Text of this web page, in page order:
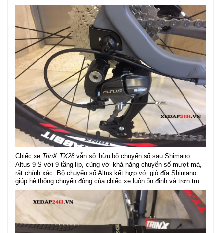
Chiếc xe TrinX TX28vẫn sở hữu bộ chuyển số sau Shimano
Altus 9 S với 9 tầng líp, cùng với khả năng chuyển số mượt mà,
rất chính xác. Bộ chuyển số Altus kết hợp với giò đĩa Shimano
giúp hệ thống chuyển động của chiếc xe luôn ổn định và trơn tru.